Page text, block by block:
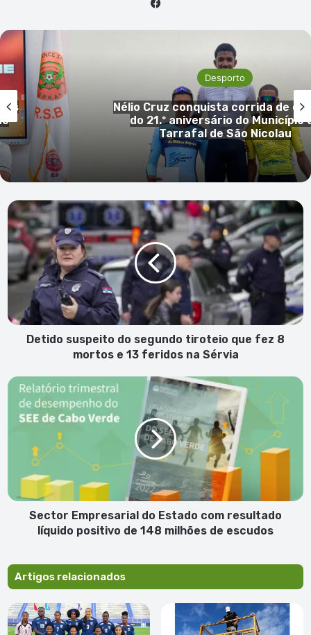
Desporto
Morre Franco Baresi, lenda do AC
do futebol italiano, aos 66
Detido
suspeito
do
segundo
tiroteio
que
mortos
na
Sérvia
Detido suspeito do segundo tiroteio que fez 8
mortos e 13 feridos na Sérvia
Sector
Empresarial
Estado
resultado
líquido
positivo
de
milhões
Sector Empresarial do Estado com resultado
líquido positivo de 148 milhões de escudos
Artigos relacionados